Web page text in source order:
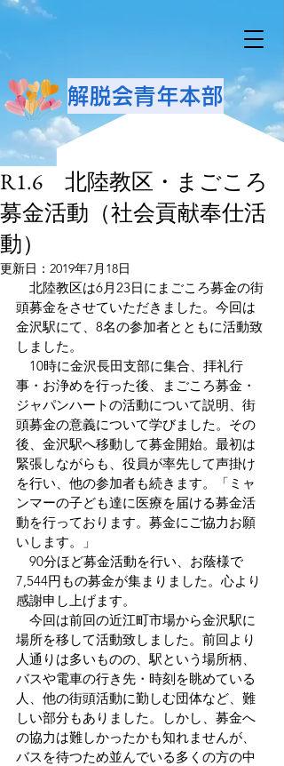
解脱会青年本部
R1.6 北陸教区・まごころ
募金活動（社会貢献奉仕活
動）
更新日： 2019年7月18日
北陸教区は6月23日にまごころ募金の街
頭募金をさせていただきました。今回は
金沢駅にて、8名の参加者とともに活動致
しました。
10時に金沢長田支部に集合、拝礼行
事・お浄めを行った後、まごころ募金・
ジャパンハートの活動について説明、街
頭募金の意義について学びました。その
後、金沢駅へ移動して募金開始。最初は
緊張しながらも、役員が率先して声掛け
を行い、他の参加者も続きます。「ミャ
ンマーの子ども達に医療を届ける募金活
動を行っております。募金にご協力お願
いします。」
90分ほど募金活動を行い、お蔭様で
7,544円もの募金が集まりました。心より
感謝申し上げます。
今回は前回の近江町市場から金沢駅に
場所を移して活動致しました。前回より
人通りは多いものの、駅という場所柄、
バスや電車の行き先・時刻を眺めている
人、他の街頭活動に勤しむ団体など、難
しい部分もありました。しかし、募金へ
の協力は難しかったかも知れませんが、
バスを待つため並んでいる多くの方の中